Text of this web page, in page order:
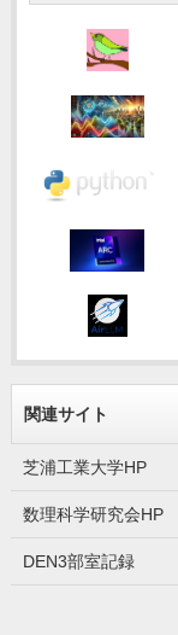
関連サイト
芝浦工業大学HP
数理科学研究会HP
DEN3部室記録